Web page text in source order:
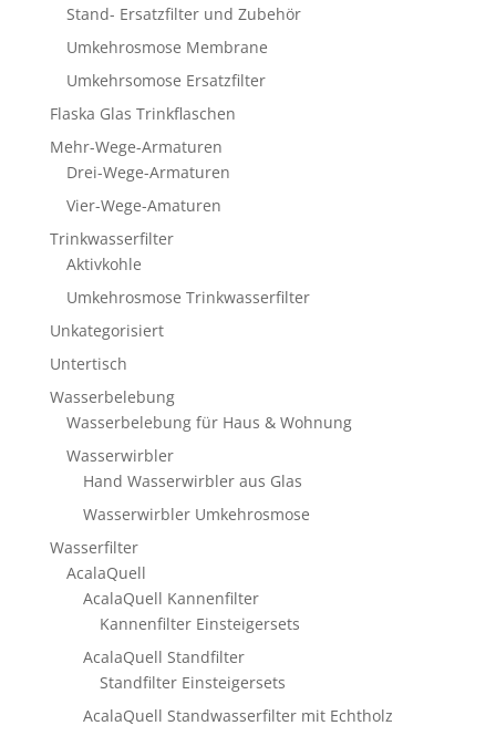
Stand- Ersatzfilter und Zubehör
Umkehrosmose Membrane
Umkehrsomose Ersatzfilter
Flaska Glas Trinkflaschen
Mehr-Wege-Armaturen
Drei-Wege-Armaturen
Vier-Wege-Amaturen
Trinkwasserfilter
Aktivkohle
Umkehrosmose Trinkwasserfilter
Unkategorisiert
Untertisch
Wasserbelebung
Wasserbelebung für Haus & Wohnung
Wasserwirbler
Hand Wasserwirbler aus Glas
Wasserwirbler Umkehrosmose
Wasserfilter
AcalaQuell
AcalaQuell Kannenfilter
Kannenfilter Einsteigersets
AcalaQuell Standfilter
Standfilter Einsteigersets
AcalaQuell Standwasserfilter mit Echtholz